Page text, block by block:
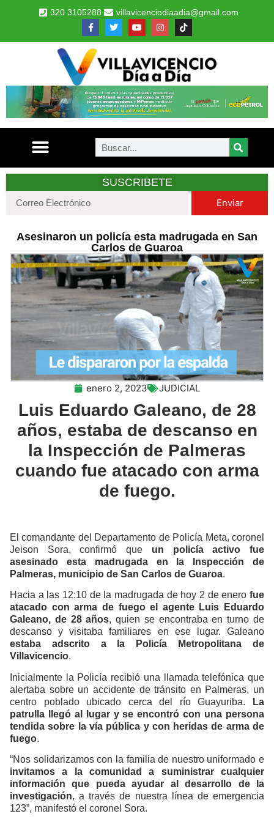
320 3105288 villavicenciodiaadia@gmail.com
SUSCRIBETE
Enviar
Asesinaron un policía esta madrugada en San
Carlos de Guaroa
enero 2, 2023 JUDICIAL
Luis Eduardo Galeano, de 28
años, estaba de descanso en
la Inspección de Palmeras
cuando fue atacado con arma
de fuego.
El comandante del Departamento de Policía Meta, coronel
Jeison Sora, confirmó que un policía activo fue
asesinado esta madrugada en la Inspección de
Palmeras, municipio de San Carlos de Guaroa.
Hacia a las 12:10 de la madrugada de hoy 2 de enero fue
atacado con arma de fuego el agente Luis Eduardo
Galeano, de 28 años, quien se encontraba en turno de
descanso y visitaba familiares en ese lugar. Galeano
estaba adscrito a la Policía Metropolitana de
Villavicencio.
Inicialmente la Policía recibió una llamada telefónica que
alertaba sobre un accidente de tránsito en Palmeras, un
centro poblado ubicado cerca del río Guayuriba.
La
patrulla llegó al lugar y se encontró con una persona
tendida sobre la vía pública y con heridas de arma de
fuego.
“Nos solidarizamos con la familia de nuestro uniformado e
invitamos a la comunidad a suministrar cualquier
información que pueda ayudar al desarrollo de la
investigación, a través de nuestra línea de emergencia
123”, manifestó el coronel Sora.